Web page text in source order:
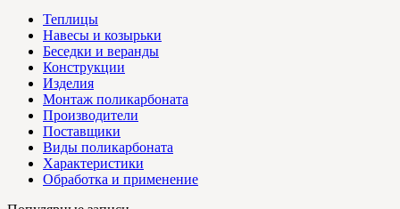
Теплицы
Навесы и козырьки
Беседки и веранды
Конструкции
Изделия
Монтаж поликарбоната
Производители
Поставщики
Виды поликарбоната
Характеристики
Обработка и применение